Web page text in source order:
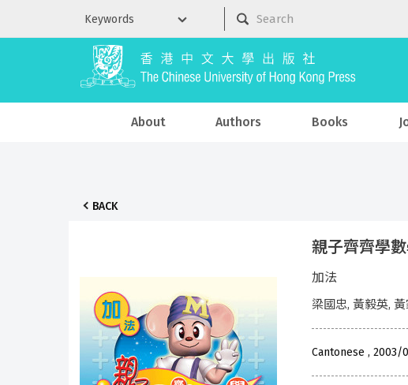
About Authors Books
BACK
親子齊齊學
加法
梁國忠, 黃毅英,
Cantonese , 2003/